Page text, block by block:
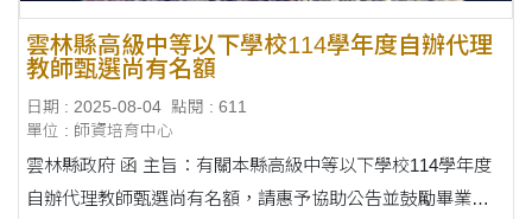
雲林縣高級中等以下學校114學年度自辦代理
教師甄選尚有名額
日期 : 2025-08-04 點閱 : 611
單位 : 師資培育中心
雲林縣政府 函 主旨：有關本縣高級中等以下學校114學年度
自辦代理教師甄選尚有名額，請惠予協助公告並鼓勵畢業校